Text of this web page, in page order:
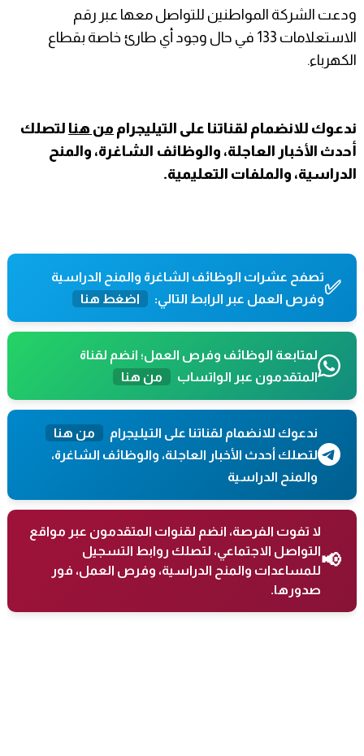
ودعت الشركة المواطنين للتواصل معها عبر رقم
الاستعلامات 133 في حال وجود أي طارئ خاصة بقطاع
الكهرباء.
ندعوك للانضمام لقناتنا على التيليجرام من هنا لتصلك
أحدث الأخبار العاجلة، والوظائف الشاغرة، والمنح
الدراسية، والملفات التعليمية.
✅تصفح عشرات الوظائف الشاغرة والمنح الدراسية
وفرص العمل عبر الرابط التالي:
اضغط هنا
لمتابعة الوظائف وفرص العمل؛ انضم لقناة
المتقدمون عبر الواتساب
من هنا
ندعوك للانضمام لقناتنا على التيليجرام
من هنا
لتصلك أحدث الأخبار العاجلة، والوظائف الشاغرة،
والمنح الدراسية
📢
لا تفوت الفرصة، انضم لقنوات المتقدمون عبر مواقع
التواصل الاجتماعي، لتصلك روابط التسجيل
للمساعدات والمنح الدراسية، وفرص العمل، فور
صدورها.